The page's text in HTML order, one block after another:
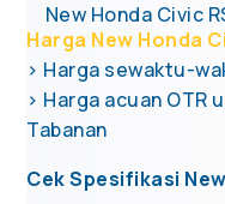
New Honda Civic
Harga New Honda
> Harga sewaktu-
> Harga acuan OTR
Tabanan
Cek Spesifikasi